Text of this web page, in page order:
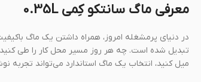
معرفی ماگ سانتکو کِمی 0.35L
در دنیای پرمشغله امروز، همراه داشتن یک ماگ
تبدیل شده است. چه هر روز مسیر محل کار را طی
میل کنید، انتخاب یک ماگ استاندارد می‌تواند تجربه